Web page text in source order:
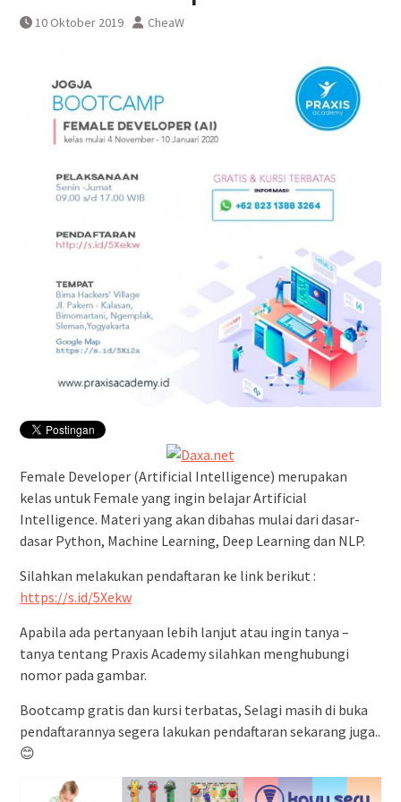
10 Oktober 2019 CheaW
Female Developer (Artificial Intelligence) merupakan
kelas untuk Female yang ingin belajar Artificial
Intelligence. Materi yang akan dibahas mulai dari dasar-
dasar Python, Machine Learning, Deep Learning dan NLP.
Silahkan melakukan pendaftaran ke link berikut :
https://s.id/5Xekw
Apabila ada pertanyaan lebih lanjut atau ingin tanya –
tanya tentang Praxis Academy silahkan menghubungi
nomor pada gambar.
Bootcamp gratis dan kursi terbatas, Selagi masih di buka
pendaftarannya segera lakukan pendaftaran sekarang juga..
😊